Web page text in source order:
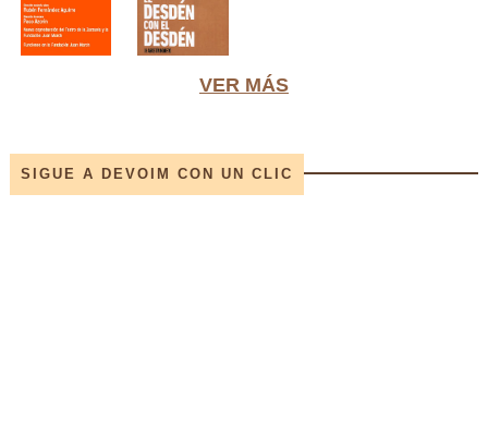
VER MÁS
SIGUE A DEVOIM CON UN CLIC